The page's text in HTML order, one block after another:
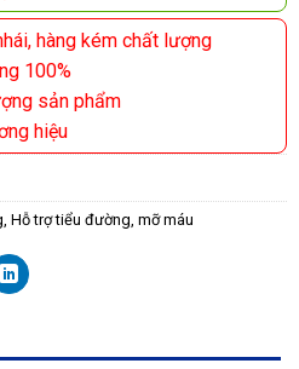
hàng kém chất lượng
100%
sản phẩm
hiệu
, Hỗ trợ tiểu đường, mỡ máu